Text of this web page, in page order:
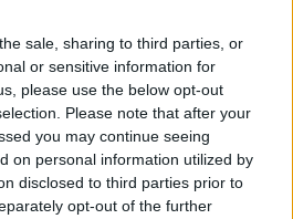
sale, sharing to third parties, or
or sensitive information for
please use the below opt-out
Please note that after your
you may continue seeing
on personal information utilized by
disclosed to third parties prior to
opt-out of the further